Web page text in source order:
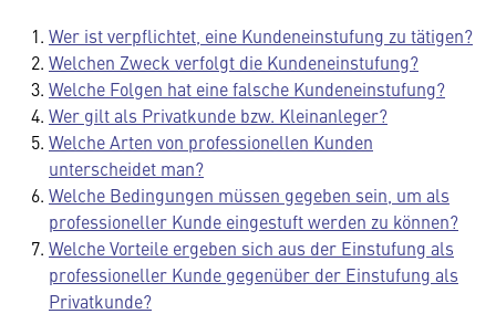
Wer ist verpflichtet, eine Kundeneinstufung zu tätigen?
Welchen Zweck verfolgt die Kundeneinstufung?
Welche Folgen hat eine falsche Kundeneinstufung?
Wer gilt als Privatkunde bzw. Kleinanleger?
Welche Arten von professionellen Kunden
unterscheidet man?
Welche Bedingungen müssen gegeben sein, um als
professioneller Kunde eingestuft werden zu können?
Welche Vorteile ergeben sich aus der Einstufung als
professioneller Kunde gegenüber der Einstufung als
Privatkunde?